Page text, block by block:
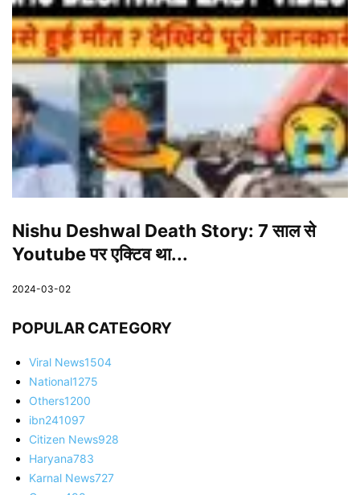
Nishu Deshwal Death Story: 7 साल से
Youtube पर एक्टिव था...
2024-03-02
POPULAR CATEGORY
Viral News1504
National1275
Others1200
ibn241097
Citizen News928
Haryana783
Karnal News727